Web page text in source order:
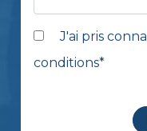
J'ai pris
conditions*